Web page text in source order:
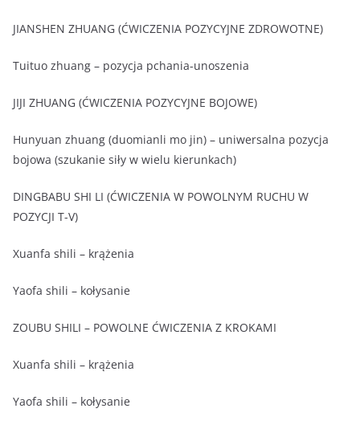
JIANSHEN ZHUANG (ĆWICZENIA POZYCYJNE ZDROWOTNE)
Tuituo zhuang – pozycja pchania-unoszenia
JIJI ZHUANG (ĆWICZENIA POZYCYJNE BOJOWE)
Hunyuan zhuang (duomianli mo jin) – uniwersalna pozycja
bojowa (szukanie siły w wielu kierunkach)
DINGBABU SHI LI (ĆWICZENIA W POWOLNYM RUCHU W
POZYCJI T-V)
Xuanfa shili – krążenia
Yaofa shili – kołysanie
ZOUBU SHILI – POWOLNE ĆWICZENIA Z KROKAMI
Xuanfa shili – krążenia
Yaofa shili – kołysanie